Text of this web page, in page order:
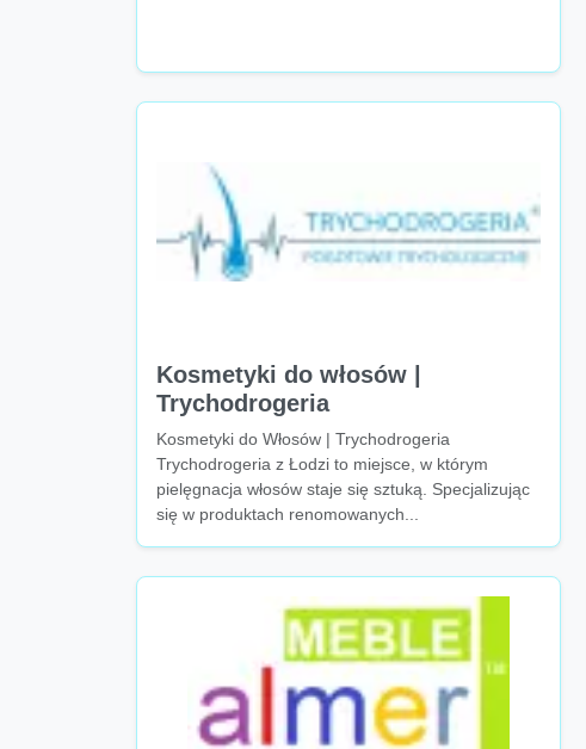
Kosmetyki do włosów |
Trychodrogeria
Kosmetyki do Włosów | Trychodrogeria
Trychodrogeria z Łodzi to miejsce, w którym
pielęgnacja włosów staje się sztuką. Specjalizując
się w produktach renomowanych...